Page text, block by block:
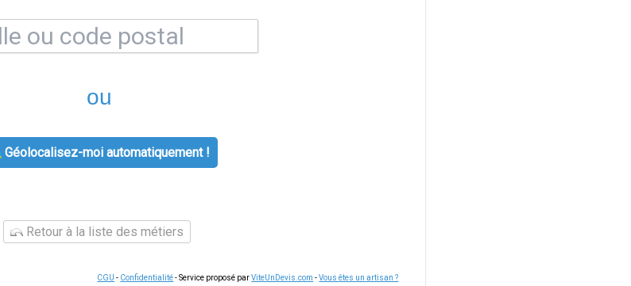
ou
Géolocalisez-moi automatiquement !
Retour à la liste des métiers
CGU - Confidentialité- Service proposé parViteUnDevis.com -Vous êtes un artisan ?